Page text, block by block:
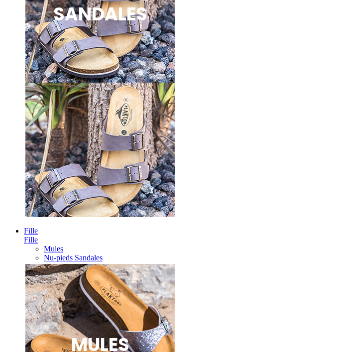
SANDALES
Fille
Fille
Mules
Nu-pieds Sandales
MULES